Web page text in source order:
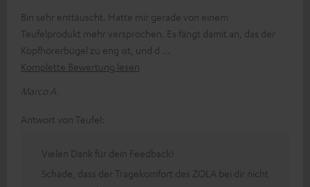
Bin sehr enttäuscht. Hatte mir gerade von einem
Teufelprodukt mehr versprochen. Es fängt damit an, das der
Kopfhörerbügel zu eng ist, und d
Komplette Bewertung lesen
Marco A.
Antwort von Teufel:
Vielen Dank für dein Feedback!
Schade, dass der Tragekomfort des ZOLA bei dir nicht